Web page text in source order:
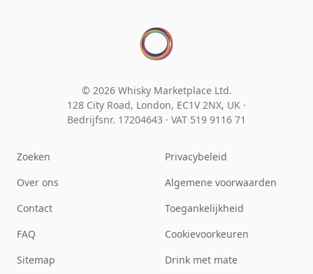
© 2026 Whisky Marketplace Ltd.
128 City Road, London, EC1V 2NX, UK ·
Bedrijfsnr. 17204643 · VAT 519 9116 71
Zoeken
Over ons
Contact
FAQ
Sitemap
Privacybeleid
Algemene voorwaarden
Toegankelijkheid
Cookievoorkeuren
Drink met mate